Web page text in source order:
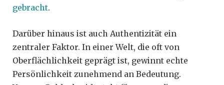
gebracht.
Darüber hinaus ist auch Authentizität ein
zentraler Faktor. In einer Welt, die oft von
Oberflächlichkeit geprägt ist, gewinnt echte
Persönlichkeit zunehmend an Bedeutung.